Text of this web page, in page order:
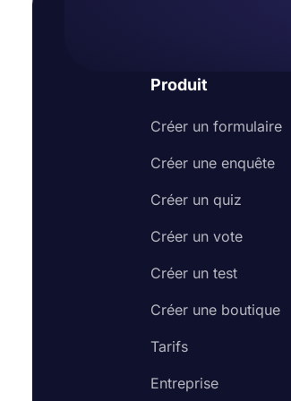
Produit
Créer un formulaire
Créer une enquête
Créer un quiz
Créer un vote
Créer un test
Créer une boutique
Tarifs
Entreprise